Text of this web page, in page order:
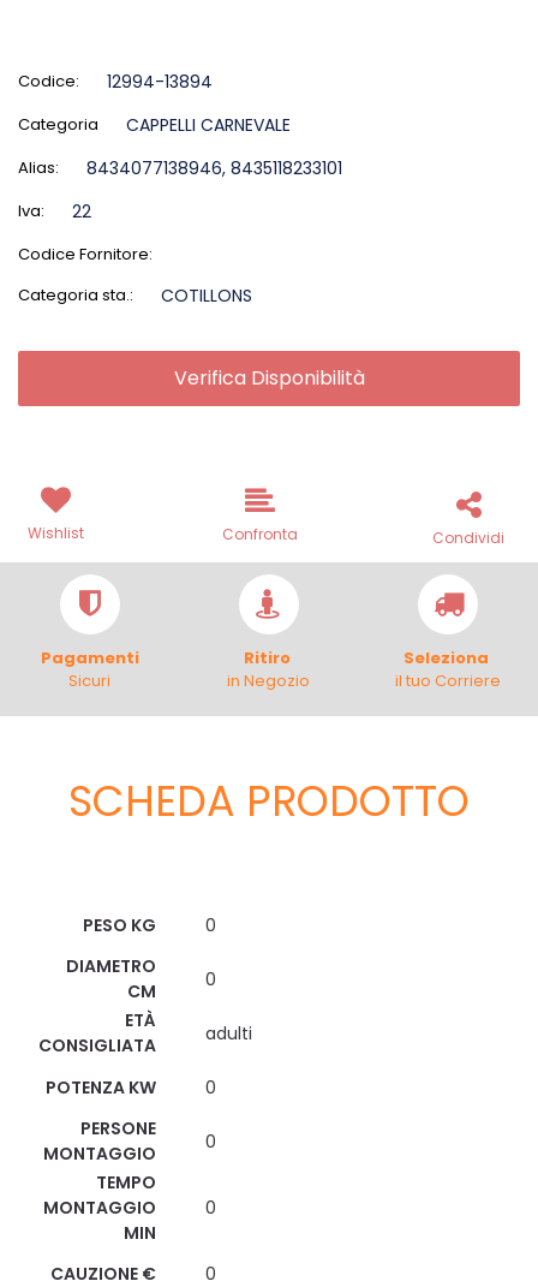
Codice: 12994-13894
Categoria CAPPELLI CARNEVALE
Alias: 8434077138946, 8435118233101
Iva: 22
Codice Fornitore:
Categoria sta.:
COTILLONS
Verifica Disponibilità
Wishlist Confronta Condividi
Pagamenti
Sicuri
Ritiro
in Negozio
Seleziona
il tuo Corriere
SCHEDA PRODOTTO
PESO KG
0
DIAMETRO
CM
0
ETÀ
CONSIGLIATA
adulti
POTENZA KW
0
PERSONE
MONTAGGIO
0
TEMPO
MONTAGGIO
MIN
0
CAUZIONE € 0